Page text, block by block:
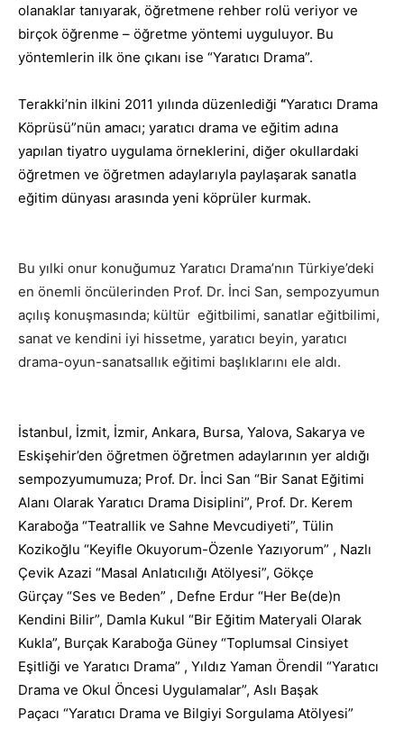
olanaklar tanıyarak, öğretmene rehber rolü veriyor ve
birçok öğrenme – öğretme yöntemi uyguluyor. Bu
yöntemlerin ilk öne çıkanı ise “Yaratıcı Drama”.
Terakki’nin ilkini 2011 yılında düzenlediği “Yaratıcı Drama
Köprüsü”nün amacı; yaratıcı drama ve eğitim adına
yapılan tiyatro uygulama örneklerini, diğer okullardaki
öğretmen ve öğretmen adaylarıyla paylaşarak sanatla
eğitim dünyası arasında yeni köprüler kurmak.
Bu yılki onur konuğumuz Yaratıcı Drama’nın Türkiye’deki
en önemli öncülerinden Prof. Dr. İnci San, sempozyumun
açılış konuşmasında; kültür eğitbilimi, sanatlar eğitbilimi,
sanat ve kendini iyi hissetme, yaratıcı beyin, yaratıcı
drama-oyun-sanatsallık eğitimi başlıklarını ele aldı.
İstanbul, İzmit, İzmir, Ankara, Bursa, Yalova, Sakarya ve
Eskişehir’den öğretmen öğretmen adaylarının yer aldığı
sempozyumumuza; Prof. Dr. İnci San “Bir Sanat Eğitimi
Alanı Olarak Yaratıcı Drama Disiplini”, Prof. Dr. Kerem
Karaboğa “Teatrallik ve Sahne Mevcudiyeti”, Tülin
Kozikoğlu “Keyifle Okuyorum-Özenle Yazıyorum” , Nazlı
Çevik Azazi “Masal Anlatıcılığı Atölyesi”, Gökçe
Gürçay “Ses ve Beden” , Defne Erdur “Her Be(de)n
Kendini Bilir”, Damla Kukul “Bir Eğitim Materyali Olarak
Kukla”, Burçak Karaboğa Güney “Toplumsal Cinsiyet
Eşitliği ve Yaratıcı Drama” , Yıldız Yaman Örendil “Yaratıcı
Drama ve Okul Öncesi Uygulamalar”, Aslı Başak
Paçacı “Yaratıcı Drama ve Bilgiyi Sorgulama Atölyesi”